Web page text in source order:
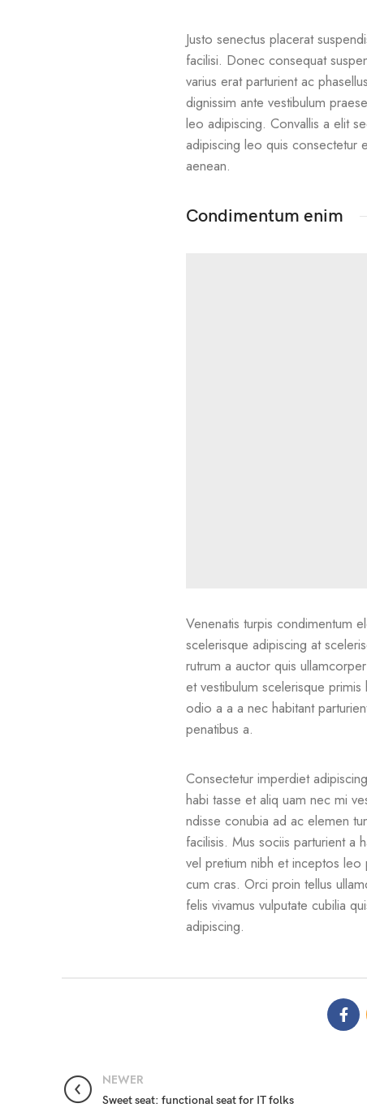
Justo senectus placerat
facilisi. Donec consequat
varius erat parturient ac
dignissim ante vestibulum
leo adipiscing. Convallis a elit
adipiscing leo quis consectetur
aenean.
Condimentum enim
Venenatis turpis condimentum
scelerisque adipiscing at
rutrum a auctor quis
et vestibulum scelerisque
odio a a a nec habitant
penatibus a.
Consectetur imperdiet
habi tasse et aliq uam nec mi
ndisse conubia ad ac elemen
facilisis. Mus sociis parturient a
vel pretium nibh et inceptos leo
cum cras. Orci proin tellus
felis vivamus vulputate cubilia
adipiscing.
NEWER
Sweet seat: functional seat for IT folks